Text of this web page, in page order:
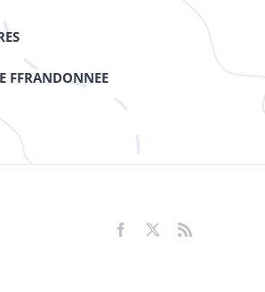
FFRANDONNEE
Facebook